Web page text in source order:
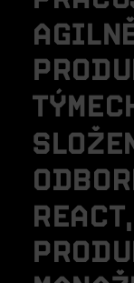
AGILN
PRODU
TÝMEC
SLOŽE
ODBOR
REACT,
PRODU